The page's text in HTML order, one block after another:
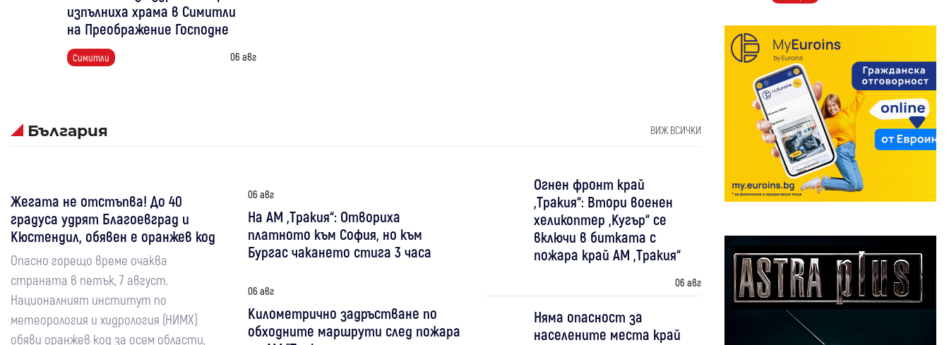
изпълниха храма в Симитли
на Преображение Господне
Симитли 06 авг
България ВИЖ ВСИЧКИ
Жегата не отстъпва! До 40
градуса удрят Благоевград и
Кюстендил, обявен е оранжев код
Опасно горещо време очаква
страната в петък, 7 август.
Националният институт по
метеорология и хидрология (НИМХ)
обяви оранжев код за осем области,
06 авг
На АМ „Тракия“: Отвориха
платното към София, но към
Бургас чакането стига 3 часа
06 авг
Километрично задръстване по
обходните маршрути след пожара
Огнен фронт край
„Тракия“: Втори военен
хеликоптер „Кугър“ се
включи в битката с
пожара край АМ „Тракия“
06 авг
Няма опасност за
населените места край